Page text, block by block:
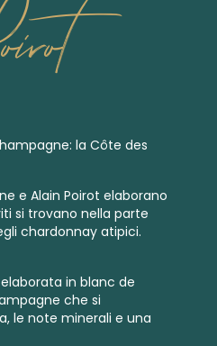
la Côte des
e Alain Poirot elaborano
si trovano nella parte
chardonnay atipici.
in blanc de
che si
le note minerali e una